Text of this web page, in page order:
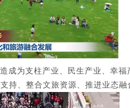
成为支柱产业、民生产业、幸
、整合文旅资源、推进业态融